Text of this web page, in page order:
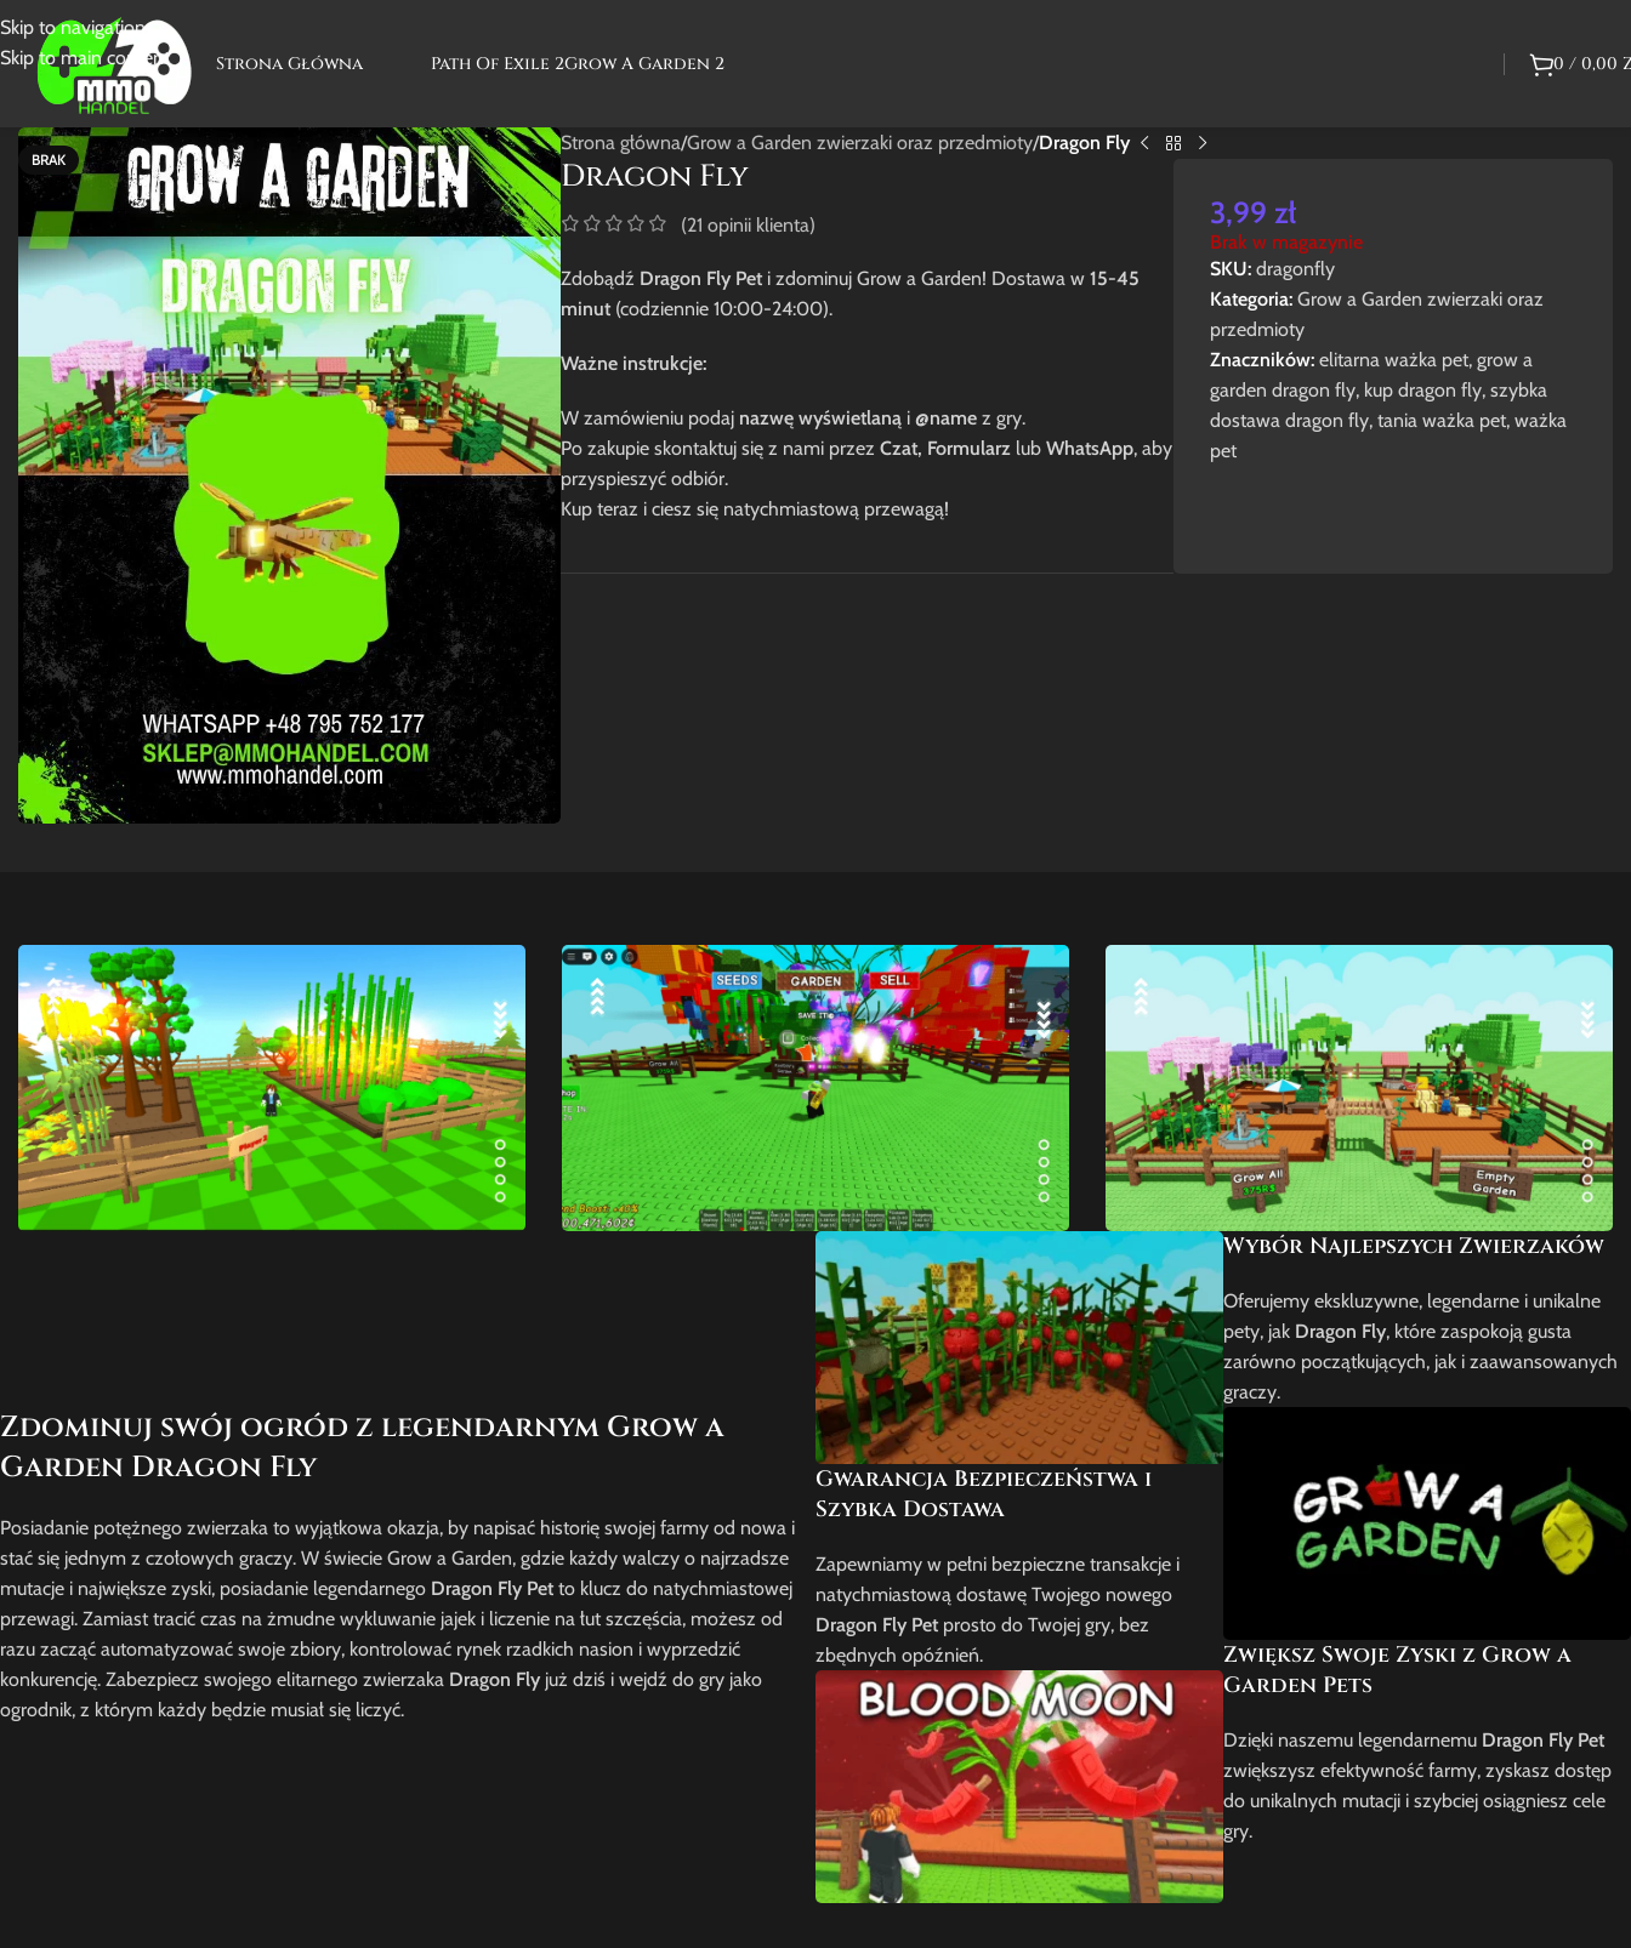
Skip to navigation
Skip to main content
Strona Główna Path Of Exile 2Grow A Garden 2 0 / 0,00
BRAK
Strona główna/Grow a Garden zwierzaki oraz przedmioty/Dragon Fly
Dragon Fly
(21 opinii klienta)
Zdobądź Dragon Fly Peti zdominuj Grow a Garden! Dostawa w 15-45
minut(codziennie 10:00-24:00).
Ważne instrukcje:
W zamówieniu podaj nazwę wyświetlanąi @namez gry.
Po zakupie skontaktuj się z nami przez Czat, Formularzlub WhatsApp, aby
przyspieszyć odbiór.
Kup teraz i ciesz się natychmiastową przewagą!
3,99 zł
Brak w magazynie
SKU:dragonfly
Kategoria: Grow a Garden zwierzaki oraz
przedmioty
Znaczników: elitarna ważka pet, grow a
garden dragon fly, kup dragon fly, szybka
dostawa dragon fly, tania ważka pet, ważka
pet
Zdominuj swój ogród z legendarnym Grow a
Garden Dragon Fly
Posiadanie potężnego zwierzaka to wyjątkowa okazja, by napisać historię swojej farmy od nowa i
stać się jednym z czołowych graczy. W świecie Grow a Garden, gdzie każdy walczy o najrzadsze
mutacje i największe zyski, posiadanie legendarnego Dragon Fly Petto klucz do natychmiastowej
przewagi. Zamiast tracić czas na żmudne wykluwanie jajek i liczenie na łut szczęścia, możesz od
razu zacząć automatyzować swoje zbiory, kontrolować rynek rzadkich nasion i wyprzedzić
konkurencję. Zabezpiecz swojego elitarnego zwierzaka Dragon Flyjuż dziś i wejdź do gry jako
ogrodnik, z którym każdy będzie musiał się liczyć.
Gwarancja Bezpieczeństwa i
Szybka Dostawa
Zapewniamy w pełni bezpieczne transakcje i
natychmiastową dostawę Twojego nowego
Dragon Fly Petprosto do Twojej gry, bez
zbędnych opóźnień.
Wybór Najlepszych Zwierzaków
Oferujemy ekskluzywne, legendarne i unikalne
pety, jak Dragon Fly, które zaspokoją gusta
zarówno początkujących, jak i zaawansowanych
graczy.
Zwiększ Swoje Zyski z Grow a
Garden Pets
Dzięki naszemu legendarnemu Dragon Fly Pet
zwiększysz efektywność farmy, zyskasz dostęp
do unikalnych mutacji i szybciej osiągniesz cele
gry.